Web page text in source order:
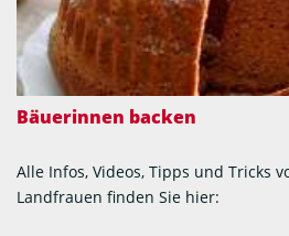
Bäuerinnen backen
Alle Infos, Videos, Tipps und Tricks
Landfrauen finden Sie hier: